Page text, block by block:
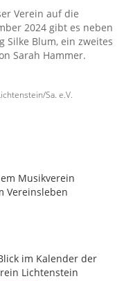
Verein auf die
2024 gibt es neben
Silke Blum, ein zweites
Sarah Hammer.
Sa. e.V.
Musikverein
Vereinsleben
im Kalender der
Lichtenstein